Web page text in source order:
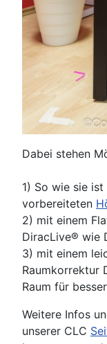
Dabei stehen
1) So wie sie
vorbereiteten
2) mit einem
DiracLive® wie
3) mit einem
Raumkorrektur
Raum für
Weitere Infos
unserer CLC